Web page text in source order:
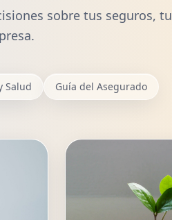
sobre tus seguros, tu
Salud Guía del Asegurado